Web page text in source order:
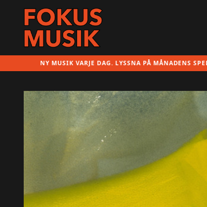
NY MUSIK VARJE DAG. LYSSNA PÅ MÅNADENS SPELLISTA HÄR!